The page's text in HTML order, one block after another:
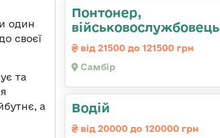
один
своєї
та
а
Понтонер,
військовослужбовець
від 21500 до 121500 грн
Самбір
Водій
від 20000 до 120000 грн